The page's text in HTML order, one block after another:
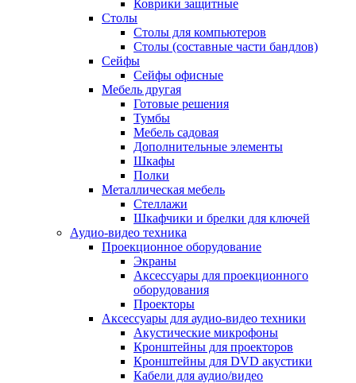
Коврики защитные
Столы
Столы для компьютеров
Столы (составные части бандлов)
Сейфы
Сейфы офисные
Мебель другая
Готовые решения
Тумбы
Мебель садовая
Дополнительные элементы
Шкафы
Полки
Металлическая мебель
Стеллажи
Шкафчики и брелки для ключей
Аудио-видео техника
Проекционное оборудование
Экраны
Аксессуары для проекционного
оборудования
Проекторы
Аксессуары для аудио-видео техники
Акустические микрофоны
Кронштейны для проекторов
Кронштейны для DVD акустики
Кабели для аудио/видео